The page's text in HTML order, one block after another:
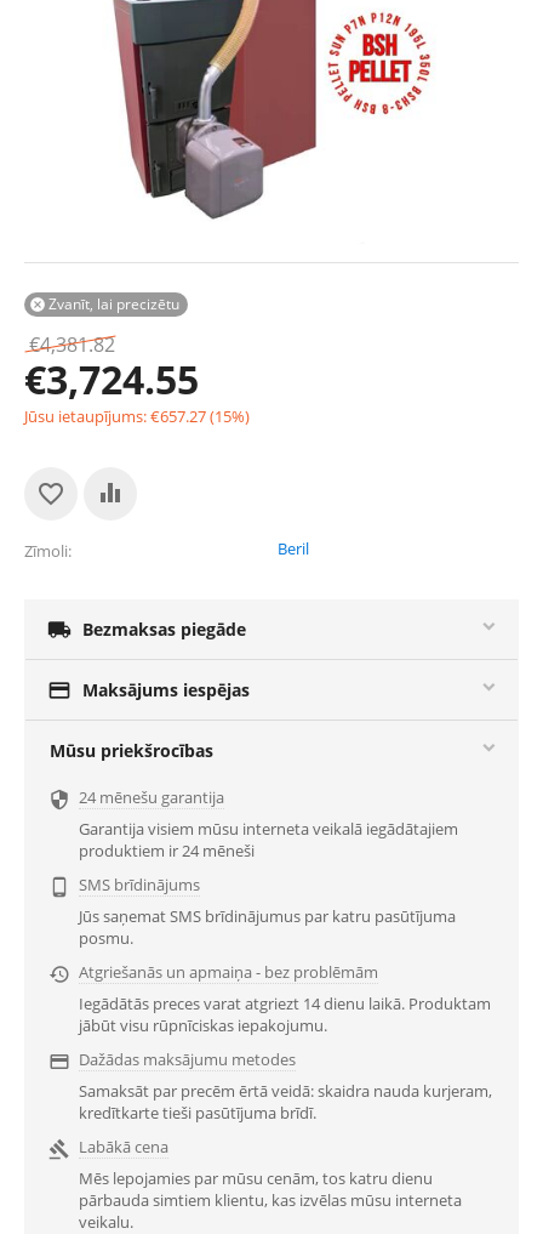
Zvanīt, lai precizētu

€4,381.82
€3,724.55
Jūsu ietaupījums:€657.27(15%)
Zīmoli Beril
 Bezmaksas piegāde
 Maksājums iespējas
Mūsu priekšrocības
 24 mēnešu garantija
Garantija visiem mūsu interneta veikalā iegādātajiem
produktiem ir 24 mēneši

SMS brīdinājums
Jūs saņemat SMS brīdinājumus par katru pasūtījuma
posmu.
 Atgriešanās un apmaiņa - bez problēmām
Iegādātās preces varat atgriezt 14 dienu laikā. Produktam
jābūt visu rūpnīciskas iepakojumu.
 Dažādas maksājumu metodes
Samaksāt par precēm ērtā veidā: skaidra nauda kurjeram,
kredītkarte tieši pasūtījuma brīdī.

Labākā cena
Mēs lepojamies par mūsu cenām, tos katru dienu
pārbauda simtiem klientu, kas izvēlas mūsu interneta
veikalu.